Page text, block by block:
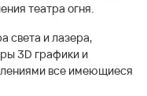
театра огня.
света и лазера,
3D графики и
все имеющиеся